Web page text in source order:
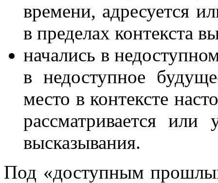
времени, адресуется
в пределах контекста
начались в
в недоступное
место в контексте
рассматривается или
высказывания.
Под «доступным